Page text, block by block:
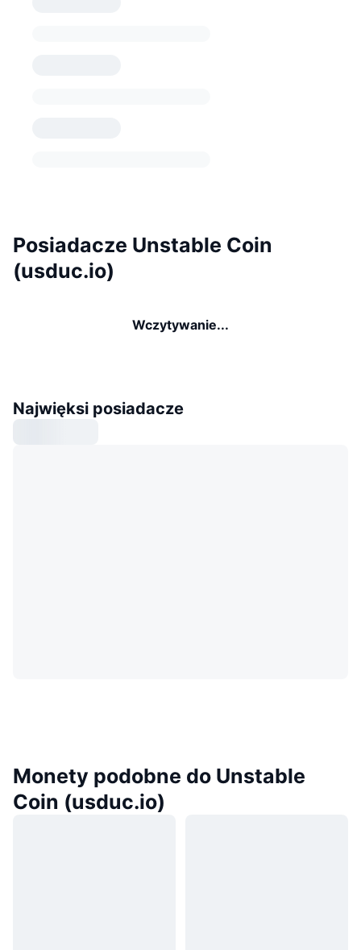
Posiadacze Unstable Coin
(usduc.io)
Wczytywanie...
Najwięksi posiadacze
Monety podobne do Unstable
Coin (usduc.io)